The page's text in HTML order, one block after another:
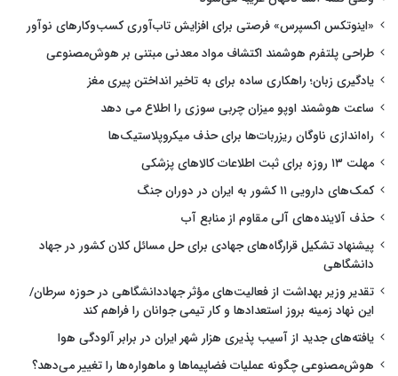
«اینوتکس اکسپرس» فرصتی برای افزایش تاب‌آوری کسب‌وکارهای نوآور
طراحی پلتفرم هوشمند اکتشاف مواد معدنی مبتنی بر هوش‌مصنوعی
یادگیری زبان؛ راهکاری ساده برای به تاخیر انداختن پیری مغز
ساعت هوشمند اوپو میزان چربی سوزی را اطلاع می دهد
راه‌اندازی ناوگان ریزربات‌ها برای حذف میکروپلاستیک‌ها
مهلت ۱۳ روزه برای ثبت اطلاعات کالاهای پزشکی
کمک‌های دارویی ۱۱ کشور به ایران در دوران جنگ
حذف آلاینده‌های آلی مقاوم از منابع آب
پیشنهاد تشکیل قرارگاه‌های جهادی برای حل مسائل کلان کشور در جهاد
دانشگاهی
تقدیر وزیر بهداشت از فعالیت‌های مؤثر جهاددانشگاهی در حوزه سرطان/
این نهاد زمینه بروز استعدادها و کار تیمی جوانان را فراهم کند
یافته‌های جدید از آسیب پذیری هزار شهر ایران در برابر آلودگی هوا
هوش‌مصنوعی چگونه عملیات فضاپیماها و ماهواره‌ها را تغییر می‌دهد؟